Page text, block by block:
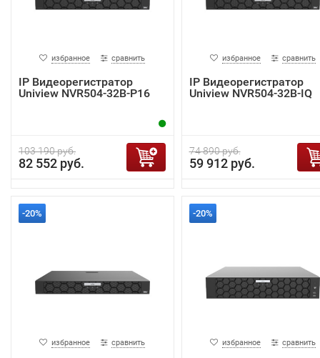
избранное сравнить
IP Видеорегистратор
Uniview NVR504-32B-P16
103 190 руб.
82 552 руб.
избранное сравнить
IP Видеорегистратор
Uniview NVR504-32B-IQ
74 890 руб.
59 912 руб.
-20%
избранное сравнить
-20%
избранное сравнить